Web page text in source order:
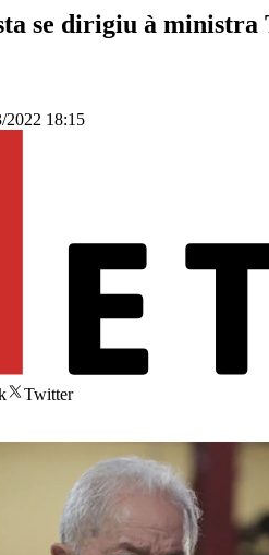
se dirigiu à
2022 18:15
Twitter